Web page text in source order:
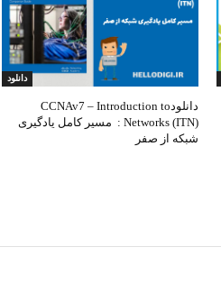
دانلود
دانلودCCNAv7 – Introduction to
Networks (ITN) : مسیر کامل یادگیری
شبکه از صفر